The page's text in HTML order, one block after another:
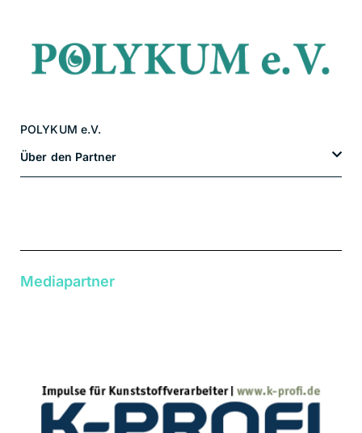
POLYKUM e.V.
Über den Partner
Mediapartner